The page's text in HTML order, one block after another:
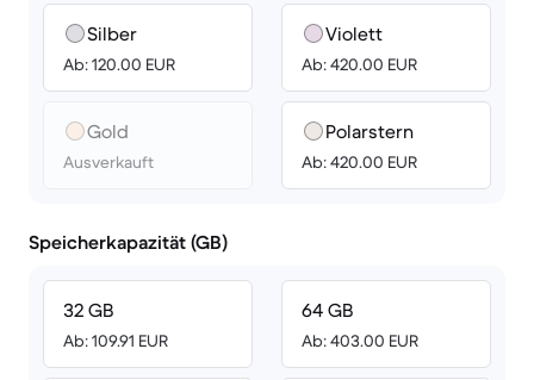
Silber
Ab: 120.00 EUR
Gold
Ausverkauft
Violett
Ab: 420.00 EUR
Polarstern
Ab: 420.00 EUR
Speicherkapazität (GB)
32 GB
Ab: 109.91 EUR
64 GB
Ab: 403.00 EUR